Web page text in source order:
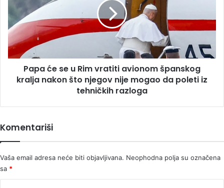
Rim
vratiti
avionom
španskog
kralja
nakon
što
mogao
poleti
iz
razloga
Papa će se u Rim vratiti avionom španskog
kralja nakon što njegov nije mogao da poleti iz
tehničkih razloga
Komentariši
Vaša email adresa neće biti objavljivana. Neophodna polja su označena
sa *